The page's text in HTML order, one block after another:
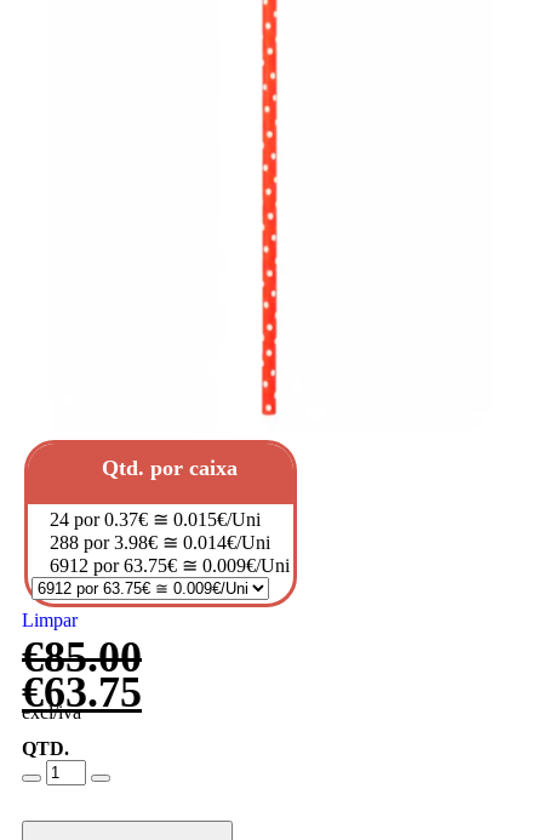
Qtd. por caixa
24 por 0.37€ ≅ 0.015€/Uni
288 por 3.98€ ≅ 0.014€/Uni
6912 por 63.75€ ≅ 0.009€/Uni
Limpar
€85.00
€63.75
excl/iva
QTD.